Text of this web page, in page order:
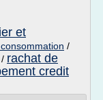
et
/
/ rachat de
credit